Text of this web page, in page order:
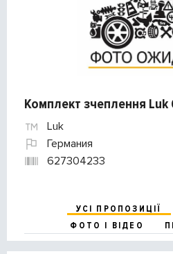
Комплект зчеплення
Luk
Германия
627304233
УСІ ПРОПОЗИЦІЇ
ФОТО І ВІДЕО